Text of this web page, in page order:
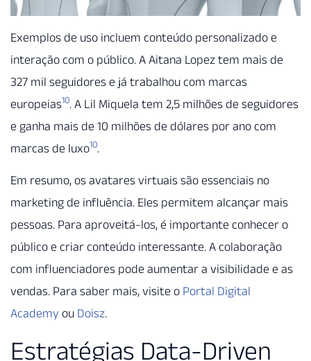
Exemplos de uso incluem conteúdo personalizado e
interação com o público. A Aitana Lopez tem mais de
327 mil seguidores e já trabalhou com marcas
europeias10. A Lil Miquela tem 2,5 milhões de seguidores
e ganha mais de 10 milhões de dólares por ano com
marcas de luxo10.
Em resumo, os avatares virtuais são essenciais no
marketing de influência. Eles permitem alcançar mais
pessoas. Para aproveitá-los, é importante conhecer o
público e criar conteúdo interessante. A colaboração
com influenciadores pode aumentar a visibilidade e as
vendas. Para saber mais, visite o Portal Digital
Academy ou Doisz.
Estratégias Data-Driven